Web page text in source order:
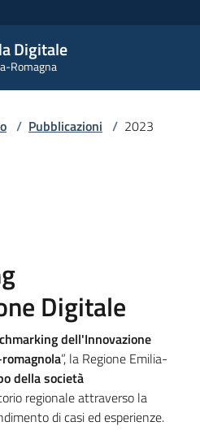
Digitale
Romagna
/ Pubblicazioni / 2023
Digitale
dell'Innovazione
”, la Regione Emilia-
della società
regionale attraverso la
di casi ed esperienze.